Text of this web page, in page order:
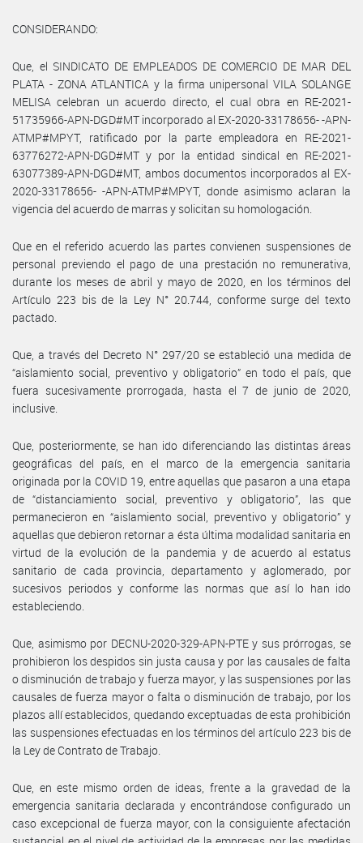
CONSIDERANDO:
Que, el SINDICATO DE EMPLEADOS DE COMERCIO DE MAR DEL
PLATA - ZONA ATLANTICA y la firma unipersonal VILA SOLANGE
MELISA celebran un acuerdo directo, el cual obra en RE-2021-
51735966-APN-DGD#MT incorporado al EX-2020-33178656- -APN-
ATMP#MPYT, ratificado por la parte empleadora en RE-2021-
63776272-APN-DGD#MT y por la entidad sindical en RE-2021-
63077389-APN-DGD#MT, ambos documentos incorporados al EX-
2020-33178656- -APN-ATMP#MPYT, donde asimismo aclaran la
vigencia del acuerdo de marras y solicitan su homologación.
Que en el referido acuerdo las partes convienen suspensiones de
personal previendo el pago de una prestación no remunerativa,
durante los meses de abril y mayo de 2020, en los términos del
Artículo 223 bis de la Ley N° 20.744, conforme surge del texto
pactado.
Que, a través del Decreto N° 297/20 se estableció una medida de
“aislamiento social, preventivo y obligatorio” en todo el país, que
fuera sucesivamente prorrogada, hasta el 7 de junio de 2020,
inclusive.
Que, posteriormente, se han ido diferenciando las distintas áreas
geográficas del país, en el marco de la emergencia sanitaria
originada por la COVID 19, entre aquellas que pasaron a una etapa
de “distanciamiento social, preventivo y obligatorio”, las que
permanecieron en “aislamiento social, preventivo y obligatorio” y
aquellas que debieron retornar a ésta última modalidad sanitaria en
virtud de la evolución de la pandemia y de acuerdo al estatus
sanitario de cada provincia, departamento y aglomerado, por
sucesivos periodos y conforme las normas que así lo han ido
estableciendo.
Que, asimismo por DECNU-2020-329-APN-PTE y sus prórrogas, se
prohibieron los despidos sin justa causa y por las causales de falta
o disminución de trabajo y fuerza mayor, y las suspensiones por las
causales de fuerza mayor o falta o disminución de trabajo, por los
plazos allí establecidos, quedando exceptuadas de esta prohibición
las suspensiones efectuadas en los términos del artículo 223 bis de
la Ley de Contrato de Trabajo.
Que, en este mismo orden de ideas, frente a la gravedad de la
emergencia sanitaria declarada y encontrándose configurado un
caso excepcional de fuerza mayor, con la consiguiente afectación